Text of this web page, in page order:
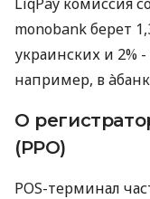
monobank берет
украинских и 2%
например, в àбанк
О
(РРО)
POS-терминал